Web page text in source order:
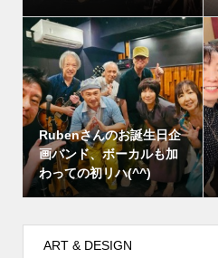
Rubenさんのお誕生日企
画バンド、ボーカルも加
わっての初リハ(^^)
ART & DESIGN